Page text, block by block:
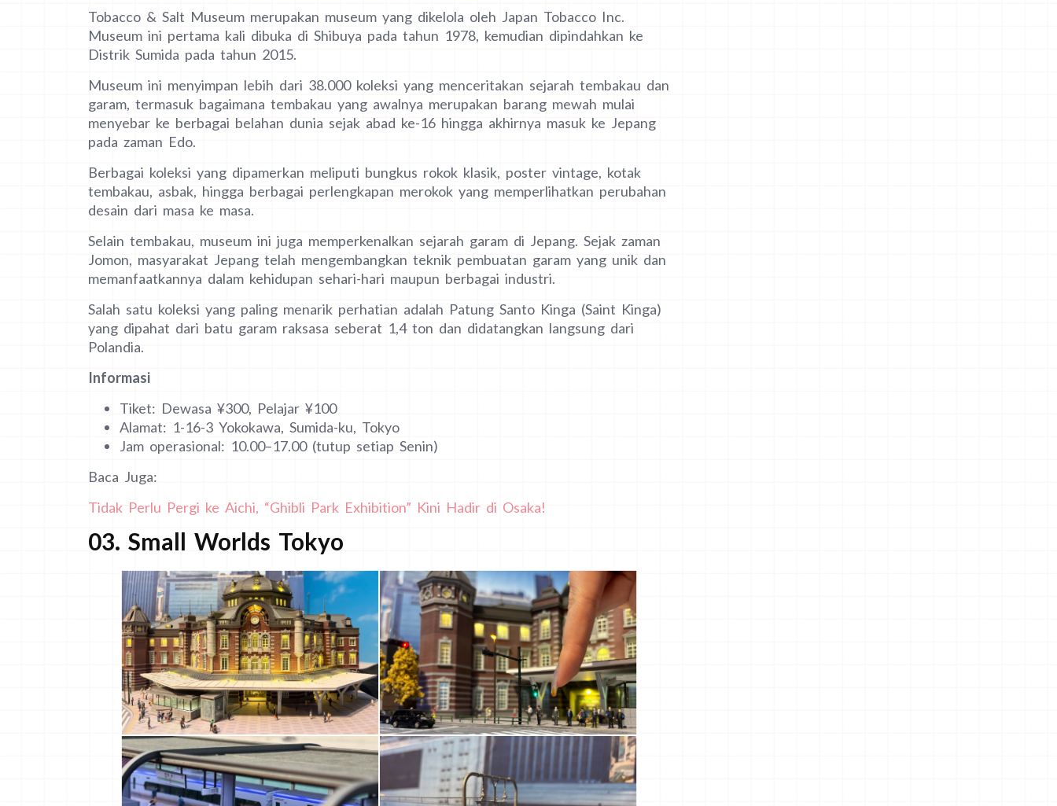
Tobacco & Salt Museum merupakan museum yang dikelola oleh Japan Tobacco Inc.
Museum ini pertama kali dibuka di Shibuya pada tahun 1978, kemudian dipindahkan ke
Distrik Sumida pada tahun 2015.
Museum ini menyimpan lebih dari 38.000 koleksi yang menceritakan sejarah tembakau dan
garam, termasuk bagaimana tembakau yang awalnya merupakan barang mewah mulai
menyebar ke berbagai belahan dunia sejak abad ke-16 hingga akhirnya masuk ke Jepang
pada zaman Edo.
Berbagai koleksi yang dipamerkan meliputi bungkus rokok klasik, poster vintage, kotak
tembakau, asbak, hingga berbagai perlengkapan merokok yang memperlihatkan perubahan
desain dari masa ke masa.
Selain tembakau, museum ini juga memperkenalkan sejarah garam di Jepang. Sejak zaman
Jomon, masyarakat Jepang telah mengembangkan teknik pembuatan garam yang unik dan
memanfaatkannya dalam kehidupan sehari-hari maupun berbagai industri.
Salah satu koleksi yang paling menarik perhatian adalah Patung Santo Kinga (Saint Kinga)
yang dipahat dari batu garam raksasa seberat 1,4 ton dan didatangkan langsung dari
Polandia.
Informasi
Tiket: Dewasa ¥300, Pelajar ¥100
Alamat: 1-16-3 Yokokawa, Sumida-ku, Tokyo
Jam operasional: 10.00–17.00 (tutup setiap Senin)
Baca Juga:
Tidak Perlu Pergi ke Aichi, “Ghibli Park Exhibition” Kini Hadir di Osaka!
03. Small Worlds Tokyo